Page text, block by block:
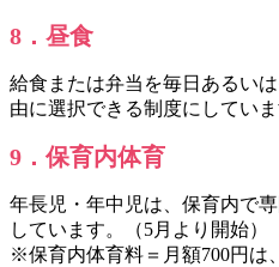
8．昼食
給食または弁当を毎日あるい
由に選択できる制度にしていま
9．保育内体育
年長児・年中児は、保育内で
しています。（5月より開始）
※保育内体育料＝月額700円は